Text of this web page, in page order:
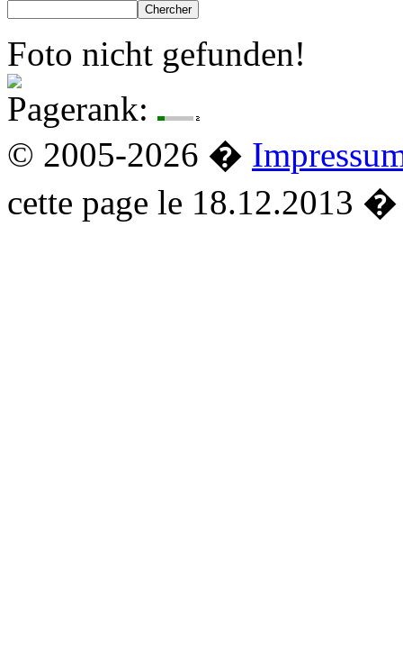
Foto nicht gefunden!
Pagerank:
© 2005-2026 �
cette page le 18.12.2013